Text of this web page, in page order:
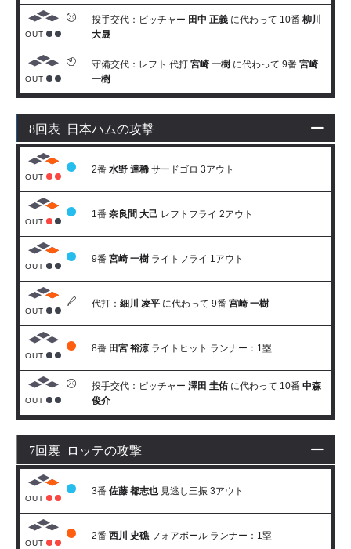
OUT
投手交代：ピッチャー 田中 正義 に代わって 10番 柳川
大晟
OUT
守備交代：レフト 代打 宮崎 一樹 に代わって 9番 宮崎
一樹
8回表 日本ハムの攻撃
OUT
2番 水野 達稀 サードゴロ 3アウト
OUT
1番 奈良間 大己 レフトフライ 2アウト
OUT
9番 宮崎 一樹 ライトフライ 1アウト
OUT
代打： 細川 凌平 に代わって 9番 宮崎 一樹
OUT
8番 田宮 裕涼 ライトヒット ランナー：1塁
OUT
投手交代：ピッチャー 澤田 圭佑 に代わって 10番 中森
俊介
7回裏 ロッテの攻撃
OUT
3番 佐藤 都志也見逃し三振 3アウト
OUT
2番 西川 史礁フォアボール ランナー：1塁